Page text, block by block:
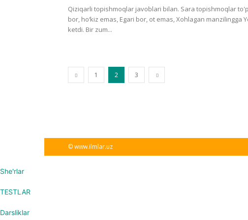
Qiziqarli topishmoqlar javoblari bilan. Sara topishmoqlar
bor, ho‘kiz emas, Egari bor, ot emas, Xohlagan manzilingga
ketdi. Bir zum...
1 2 3
© www.ilmlar.uz
She'rlar
TESTLAR
Darsliklar